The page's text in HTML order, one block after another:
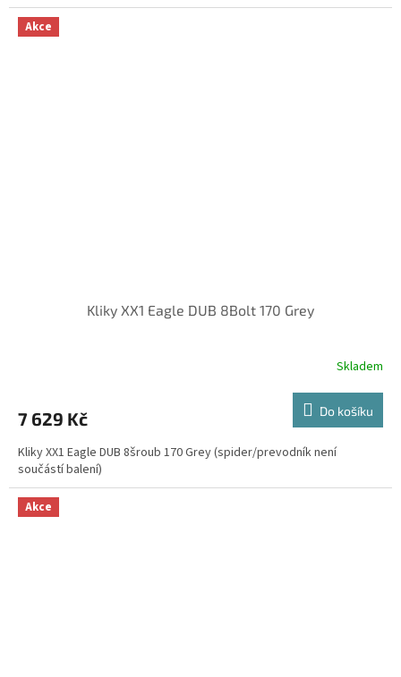
Akce
Kliky XX1 Eagle DUB 8Bolt 170 Grey
Skladem
7 629 Kč Do košíku
Kliky XX1 Eagle DUB 8šroub 170 Grey (spider/prevodník není
součástí balení)
Akce